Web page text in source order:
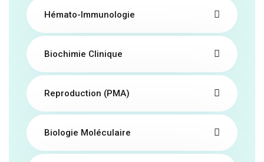
Hémato-Immunologie
Biochimie Clinique
Reproduction (PMA)
Biologie Moléculaire